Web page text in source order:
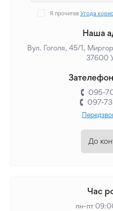
Я прочитав Угода
Наша
Вул. Гоголя, 45/1,
37600
095-
097-
До
Час
пн-пт